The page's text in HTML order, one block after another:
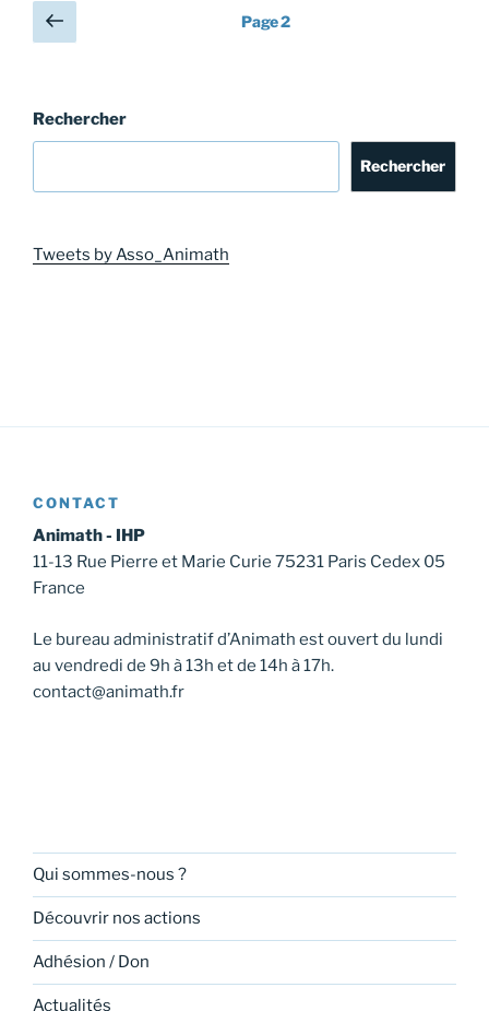
Pagination
des
Page
précédente
Page2
Rechercher
Rechercher
Tweets by Asso_Animath
CONTACT
Animath - IHP
11-13 Rue Pierre et Marie Curie 75231 Paris Cedex 05
France
Le bureau administratif d’Animath est ouvert du lundi
au vendredi de 9h à 13h et de 14h à 17h.
contact@animath.fr
Qui sommes-nous ?
Découvrir nos actions
Adhésion / Don
Actualités